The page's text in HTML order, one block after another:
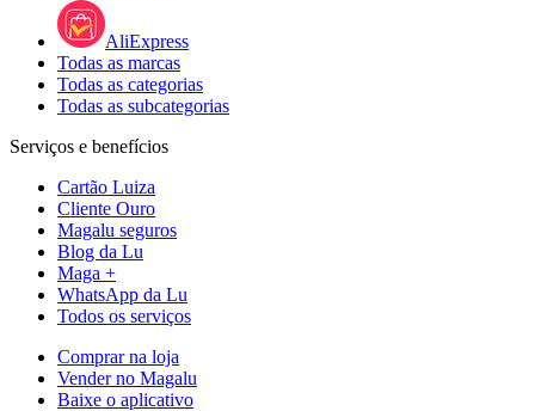
AliExpress
Todas as marcas
Todas as categorias
Todas as subcategorias
Serviços e benefícios
Cartão Luiza
Cliente Ouro
Magalu seguros
Blog da Lu
Maga +
WhatsApp da Lu
Todos os serviços
Comprar na loja
Vender no Magalu
Baixe o aplicativo